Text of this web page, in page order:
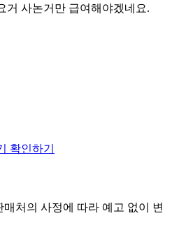
거 사논거만 급여해야겠네요.
확인하기
처의 사정에 따라 예고 없이 변